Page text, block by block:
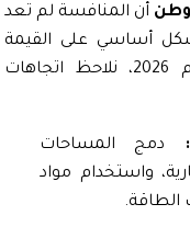
أن المنافسة لم تعد
على القيمة
المضافة والتصميم المعماري. في عام 2026، نلاحظ اتجاهات
المساحات
مواد